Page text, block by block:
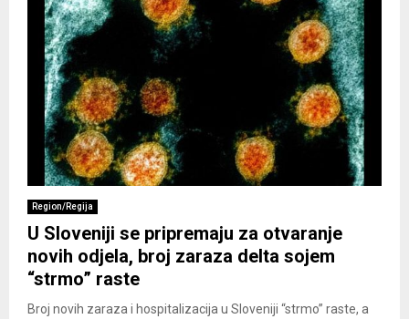
Region/Regija
U Sloveniji se pripremaju za otvaranje
novih odjela, broj zaraza delta sojem
“strmo” raste
Broj novih zaraza i hospitalizacija u Sloveniji “strmo” raste, a